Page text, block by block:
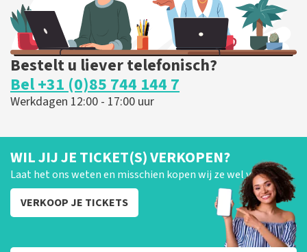
Bestelt u liever telefonisch?
Bel +31 (0)85 744 144 7
Werkdagen 12:00 - 17:00 uur
WIL JIJ JE TICKET(S) VERKOPEN?
Laat het ons weten en misschien kopen wij ze wel van je!
VERKOOP JE TICKETS